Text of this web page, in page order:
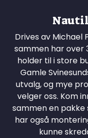
Drives av Michael
sammen har over
holder til i store
Gamle
utvalg, og mye
velger oss. Kom
sammen en pakke
har også
kunne